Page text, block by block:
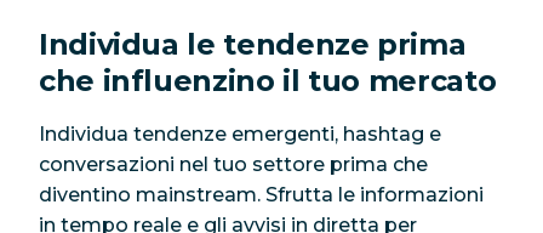
Individua le tendenze prima
che influenzino il tuo mercato
Individua tendenze emergenti, hashtag e
conversazioni nel tuo settore prima che
diventino mainstream. Sfrutta le informazioni
in tempo reale e gli avvisi in diretta per